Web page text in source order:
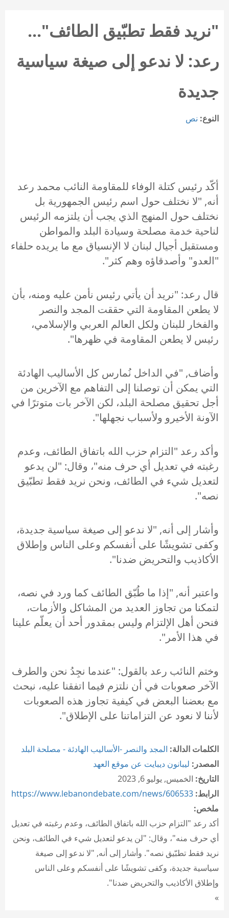
"نريد فقط تطبّيق الطائف"...
رعد: لا ندعو إلى صيغة سياسية
جديدة
النوع: نص
أكّد رئيس كتلة الوفاء للمقاومة النائب محمد رعد
أنه, "لا نختلف حول اسم رئيس الجمهورية بل
نختلف حول المنهج الذي يجب أن يلتزمه الرئيس
لناحية خدمة مصلحة وسيادة البلد والمواطن
ومستقبل أجيال لبنان لا الإنسياق مع ما يريده حلفاء
"العدو" وأصدقاؤه وهم كثر".
قال رعد: "نريد أن يأتي رئيس نأمن عليه ومنه، بأن
لا يطعن المقاومة التي حققت المجد والنصر
والفخار للبنان ولكل العالم العربي والإسلامي،
رئيس لا يطعن المقاومة في ظهرها".
وأضاف, "في الداخل نُمارس كل الأساليب الهادئة
التي يمكن أن توصلنا إلى التفاهم مع الآخرين من
أجل تحقيق مصلحة البلد، لكن الآخر بات متوترًا في
الآونة الأخيرو ولأسباب نجهلها".
وأكد رعد "التزام حزب الله باتفاق الطائف، وعدم
رغبته في تعديل أي حرف منه"، وقال: "لن يدعو
لتعديل شيء في الطائف، ونحن نريد فقط تطبّيق
نصه".
وأشار إلى أنه, "لا ندعو إلى صيغة سياسية جديدة،
وكفى تشويشًا على أنفسكم وعلى الناس وإطلاق
الأكاذيب والتحريض ضدنا".
واعتبر أنه, "إذا ما طُبّق الطائف كما ورد في نصه،
لتمكنا من تجاوز العديد من المشاكل والأزمات،
فنحن أهل الإلتزام وليس بمقدور أحد أن يعلّم علينا
في هذا الأمر".
وختم النائب رعد بالقول: "عندما نجِدُ نحن والطرف
الآخر صعوبات في أن نلتزم فيما اتفقنا عليه، نبحث
مع بعضنا البعض في كيفية تجاوز هذه الصعوبات
لأننا لا نعود عن التزاماتنا على الإطلاق".
الكلمات الدالة: المجد والنصر -الأساليب الهادئة - مصلحة البلد
المصدر: ليبانون ديبايت عن موقع العهد
التاريخ: الخميس, يوليو 6, 2023
الرابط: https://www.lebanondebate.com/news/606533
ملخص:
أكد رعد "التزام حزب الله باتفاق الطائف، وعدم رغبته في تعديل
أي حرف منه"، وقال: "لن يدعو لتعديل شيء في الطائف، ونحن
نريد فقط تطبّيق نصه". وأشار إلى أنه, "لا ندعو إلى صيغة
سياسية جديدة، وكفى تشويشًا على أنفسكم وعلى الناس
وإطلاق الأكاذيب والتحريض ضدنا".
»